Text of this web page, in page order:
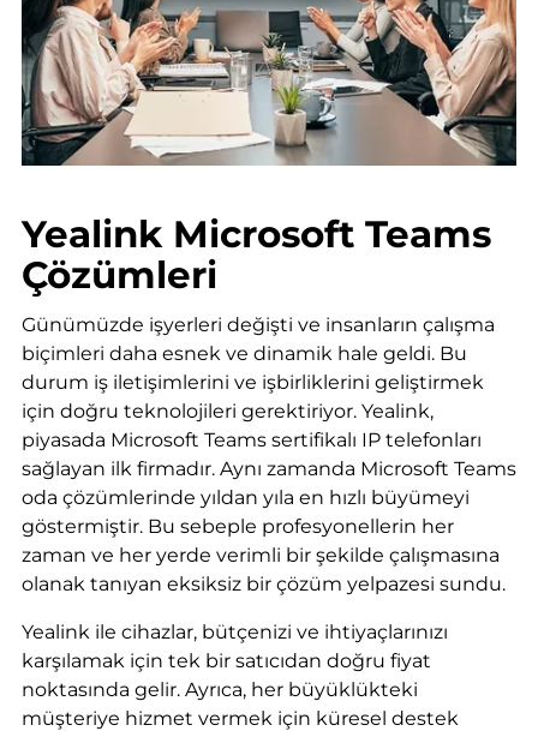
Yealink Microsoft Teams
Çözümleri
Günümüzde işyerleri değişti ve insanların çalışma
biçimleri daha esnek ve dinamik hale geldi. Bu
durum iş iletişimlerini ve işbirliklerini geliştirmek
için doğru teknolojileri gerektiriyor. Yealink,
piyasada Microsoft Teams sertifikalı IP telefonları
sağlayan ilk firmadır. Aynı zamanda Microsoft Teams
oda çözümlerinde yıldan yıla en hızlı büyümeyi
göstermiştir. Bu sebeple profesyonellerin her
zaman ve her yerde verimli bir şekilde çalışmasına
olanak tanıyan eksiksiz bir çözüm yelpazesi sundu.
Yealink ile cihazlar, bütçenizi ve ihtiyaçlarınızı
karşılamak için tek bir satıcıdan doğru fiyat
noktasında gelir. Ayrıca, her büyüklükteki
müşteriye hizmet vermek için küresel destek